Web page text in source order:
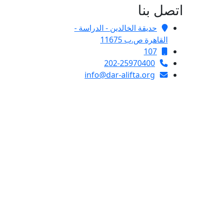
اتصل بنا
حديقة الخالدين - الدراسة -
القاهرة ص.ب 11675
107
202-25970400
info@dar-alifta.org